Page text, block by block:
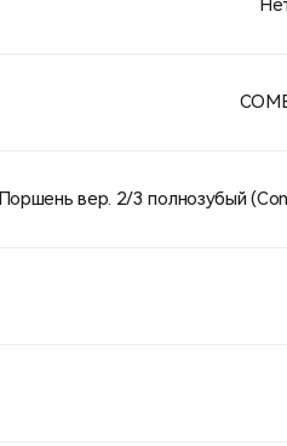
Поршень вер. 2/3 полнозубый